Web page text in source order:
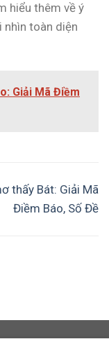
hiểu thêm về ý
nhìn toàn diện
Giải Mã Điềm
thấy Bát: Giải Mã
Điềm Báo, Số Đề